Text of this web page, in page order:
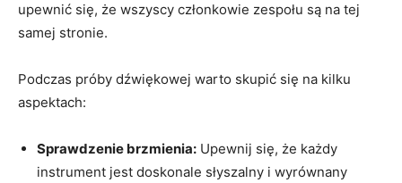
upewnić się, że wszyscy członkowie zespołu są na tej
samej stronie.
Podczas próby dźwiękowej warto skupić się na kilku
aspektach:
Sprawdzenie brzmienia: Upewnij się, że każdy
instrument jest doskonale słyszalny i wyrównany